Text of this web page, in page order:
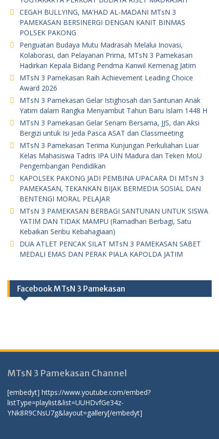
o
m
CEGAH BULLYING, MA’HAD AL-MADANI MTsN 3
PAMEKASAN BERSINERGI DENGAN KANIT BINMAS
POLSEK PAKONG
Penguatan Budaya Mutu Madrasah Melalui Inovasi,
Kolaborasi, dan Pelayanan Prima, MTsN 3 Pamekasan
Hadirkan Kepala Bidang Pendma Kanwil Kemenag Jatim
MTsN 3 Pamekasan Raih Achievement Leading Choice
Award 2026
MTsN 3 Pamekasan Gelar Istighosah dan Santunan Anak
Yatim dalam Rangka Menyambut Tahun Baru Islam 1448 H
MTsN 3 Pamekasan Gelar Senam Bersama, JJS, dan Aksi
Bergizi untuk Isi Jeda Pasca ASAT dan Classmeeting
MTsN 3 Pamekasan Terima Kunjungan Perkuliahan Luar
Kelas Mahasiswa Tadris IPA UIN Madura dan Teken MoU
Pengembangan Pendidikan
KAPOLSEK PAKONG JADI PEMBINA UPACARA DI MTsN 3
PAMEKASAN, TEKANKAN BIJAK BERMEDIA SOSIAL DAN
BENTENGI MORAL PELAJAR
MTsN 3 PAMEKASAN BERBAGI SANTUNAN UNTUK SISWA
YATIM DAN TIDAK MAMPU (Ramadhan Berbagi, Satu
Kebaikan Seribu Kebahagiaan)
DUA ATLET PENCAK SILAT MTsN 3 PAMEKASAN SABET
MEDALI EMAS DAN PERAK PIALA KAPOLDA JATIM
Facebook MTsN 3 Pamekasan
MTsN 3 Pamekasan Channel
[embedyt] https://www.youtube.com/embed?
listType=playlist&list=UUHDvfGe34z-
YNk8R9CNsU7g&layout=gallery[/embedyt]